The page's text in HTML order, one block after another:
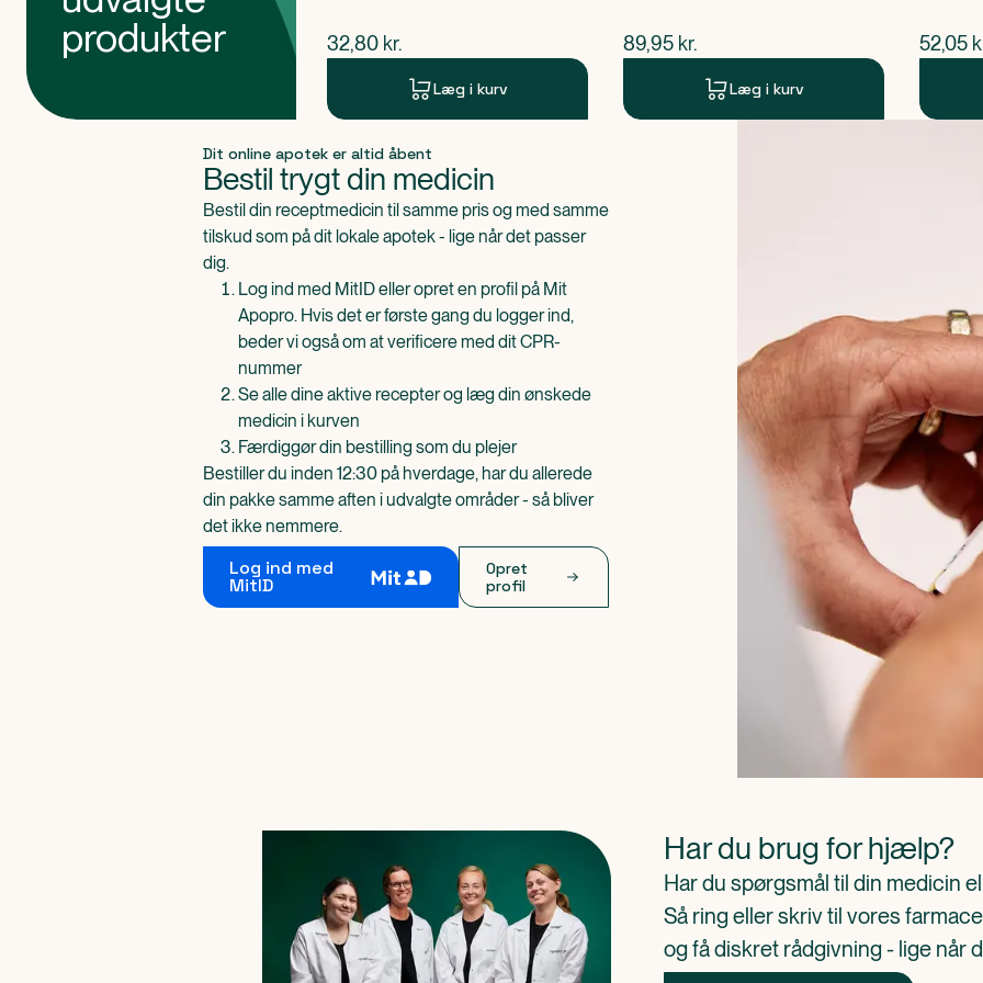
produkter
$nuværende pris
32,80 kr.
Læg i kurv
$nuværende pris
89,95 kr.
Læg i kurv
$
52,05
Dit online apotek er altid åbent
Bestil trygt din medicin
Bestil din receptmedicin til samme pris og med samme
tilskud som på dit lokale apotek - lige når det passer
dig.
Log ind med MitID eller opret en profil på Mit
Apopro. Hvis det er første gang du logger ind,
beder vi også om at verificere med dit CPR-
nummer
Se alle dine aktive recepter og læg din ønskede
medicin i kurven
Færdiggør din bestilling som du plejer
Bestiller du inden 12:30 på hverdage, har du allerede
din pakke samme aften i udvalgte områder - så bliver
det ikke nemmere.
Log ind med
MitID
Opret
profil
Har du brug for hjælp?
Har du spørgsmål til din medicin
Så ring eller skriv til vores
og få diskret rådgivning - lige når